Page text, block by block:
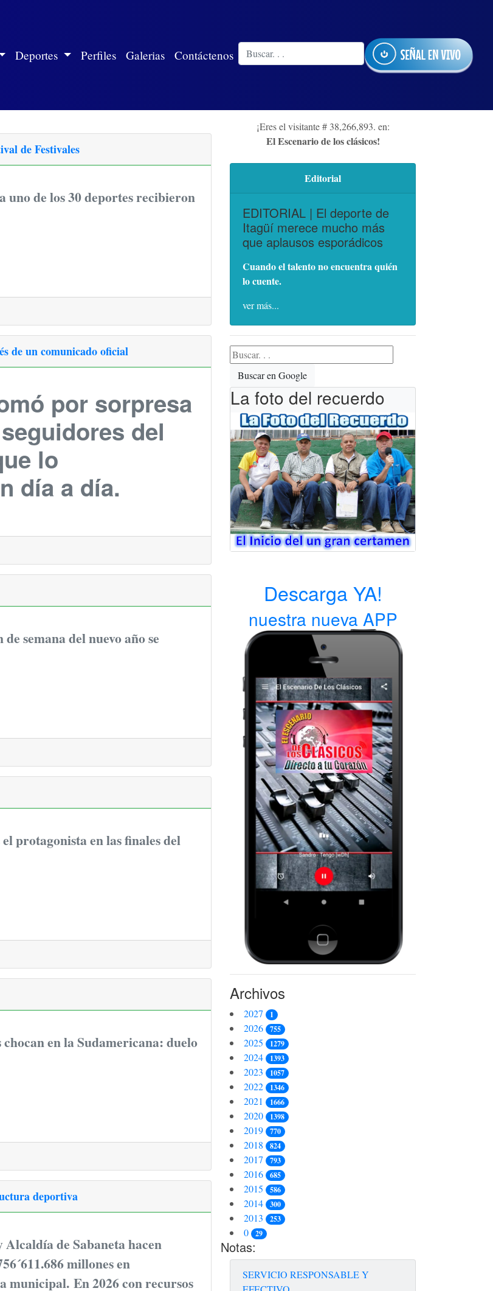
Deportes Perfiles Galerias Contáctenos
de Festivales
uno de los 30 deportes recibieron
de un comunicado oficial
por sorpresa
del
lo
día a día.
semana del nuevo año se
protagonista en las finales del
en la Sudamericana: duelo
deportiva
de Sabaneta hacen
millones en
municipal. En 2026 con recursos
¡Eres el visitante # 38,266,893. en:
El Escenario de los clásicos!
Editorial
EDITORIAL | El deporte de
Itagüí merece mucho más
que aplausos esporádicos
Cuando el talento no encuentra quién
lo cuente.
ver más...
Buscar en Google
La foto del recuerdo
Descarga YA!
nuestra nueva APP
Archivos
2027 1
2026 755
2025 1279
2024 1393
2023 1057
2022 1346
2021 1666
2020 1398
2019 770
2018 824
2017 793
2016 685
2015 586
2014 300
2013 253
0 29
Notas:
SERVICIO RESPONSABLE Y